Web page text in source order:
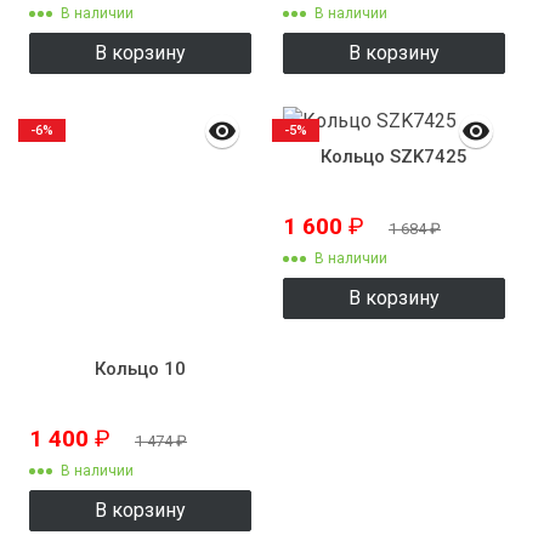
В наличии
В корзину
В наличии
В корзину
Кольцо 10
1 400 ₽ 1 474₽
В наличии
В корзину
-6%
Кольцо SZK7425
1 600 ₽ 1 684₽
В наличии
В корзину
-5%